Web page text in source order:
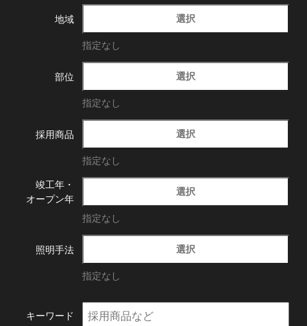
地域 選択
指定なし
部位 選択
指定なし
採用商品 選択
指定なし
竣工年・
オープン年
選択
指定なし
照明手法 選択
指定なし
キーワード